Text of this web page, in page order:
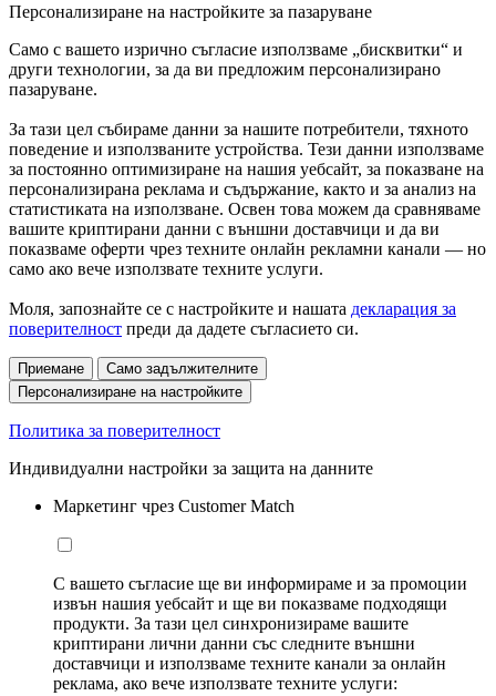
Персонализиране на настройките за пазаруване
Само с вашето изрично съгласие използваме „бисквитки“ и
други технологии, за да ви предложим персонализирано
пазаруване.
За тази цел събираме данни за нашите потребители, тяхното
поведение и използваните устройства. Тези данни използваме
за постоянно оптимизиране на нашия уебсайт, за показване на
персонализирана реклама и съдържание, както и за анализ на
статистиката на използване. Освен това можем да сравняваме
вашите криптирани данни с външни доставчици и да ви
показваме оферти чрез техните онлайн рекламни канали — но
само ако вече използвате техните услуги.
Моля, запознайте се с настройките и нашата декларация за
поверителност преди да дадете съгласието си.
Приемане
Само задължителните
Персонализиране на настройките
Политика за поверителност
Индивидуални настройки за защита на данните
Маркетинг чрез Customer Match
С вашето съгласие ще ви информираме и за промоции
извън нашия уебсайт и ще ви показваме подходящи
продукти. За тази цел синхронизираме вашите
криптирани лични данни със следните външни
доставчици и използваме техните канали за онлайн
реклама, ако вече използвате техните услуги: